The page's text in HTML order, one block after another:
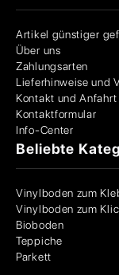
Artikel günstiger
Über uns
Zahlungsarten
Lieferhinweise und
Kontakt und Anfahrt
Kontaktformular
Info-Center
Beliebte
Vinylboden zum
Vinylboden zum
Bioboden
Teppiche
Parkett